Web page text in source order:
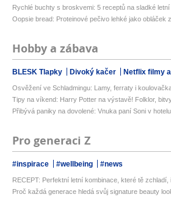
Rychlé buchty s broskvemi: 5 receptů na sladké letní
Oopsie bread: Proteinové pečivo lehké jako obláček
Hobby a zábava
BLESK Tlapky Divoký kačer Netflix filmy
Osvěžení ve Schladmingu: Lamy, ferraty i koulovačka
Tipy na víkend: Harry Potter na výstavě! Folklor,
Přibývá paniky na dovolené: Vnuka paní Soni v
Pro generaci Z
#inspirace #wellbeing #news
RECEPT: Perfektní letní kombinace, které tě zchladí,
Proč každá generace hledá svůj signature beauty